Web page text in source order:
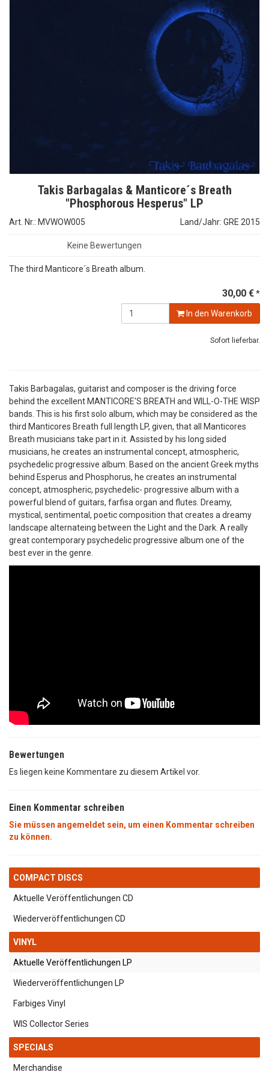
Takis Barbagalas & Manticore´s Breath
"Phosphorous Hesperus" LP
Art. Nr.: MVWOW005 Land/Jahr: GRE 2015
Keine Bewertungen
The third Manticore´s Breath album.
30,00 €*
In den Warenkorb
Sofort lieferbar.
Takis Barbagalas, guitarist and composer is the driving force
behind the excellent MANTICORE'S BREATH and WILL-O-THE WISP
bands. This is his first solo album, which may be considered as the
third Manticores Breath full length LP, given, that all Manticores
Breath musicians take part in it. Assisted by his long sided
musicians, he creates an instrumental concept, atmospheric,
psychedelic progressive album. Based on the ancient Greek myths
behind Esperus and Phosphorus, he creates an instrumental
concept, atmospheric, psychedelic- progressive album with a
powerful blend of guitars, farfisa organ and flutes. Dreamy,
mystical, sentimental, poetic composition that creates a dreamy
landscape alternateing between the Light and the Dark. A really
great contemporary psychedelic progressive album one of the
best ever in the genre.
Bewertungen
Es liegen keine Kommentare zu diesem Artikel vor.
Einen Kommentar schreiben
Sie müssen angemeldet sein, um einen Kommentar schreiben
zu können.
COMPACT DISCS
Aktuelle Veröffentlichungen CD
Wiederveröffentlichungen CD
VINYL
Aktuelle Veröffentlichungen LP
Wiederveröffentlichungen LP
Farbiges Vinyl
WIS Collector Series
SPECIALS
Merchandise